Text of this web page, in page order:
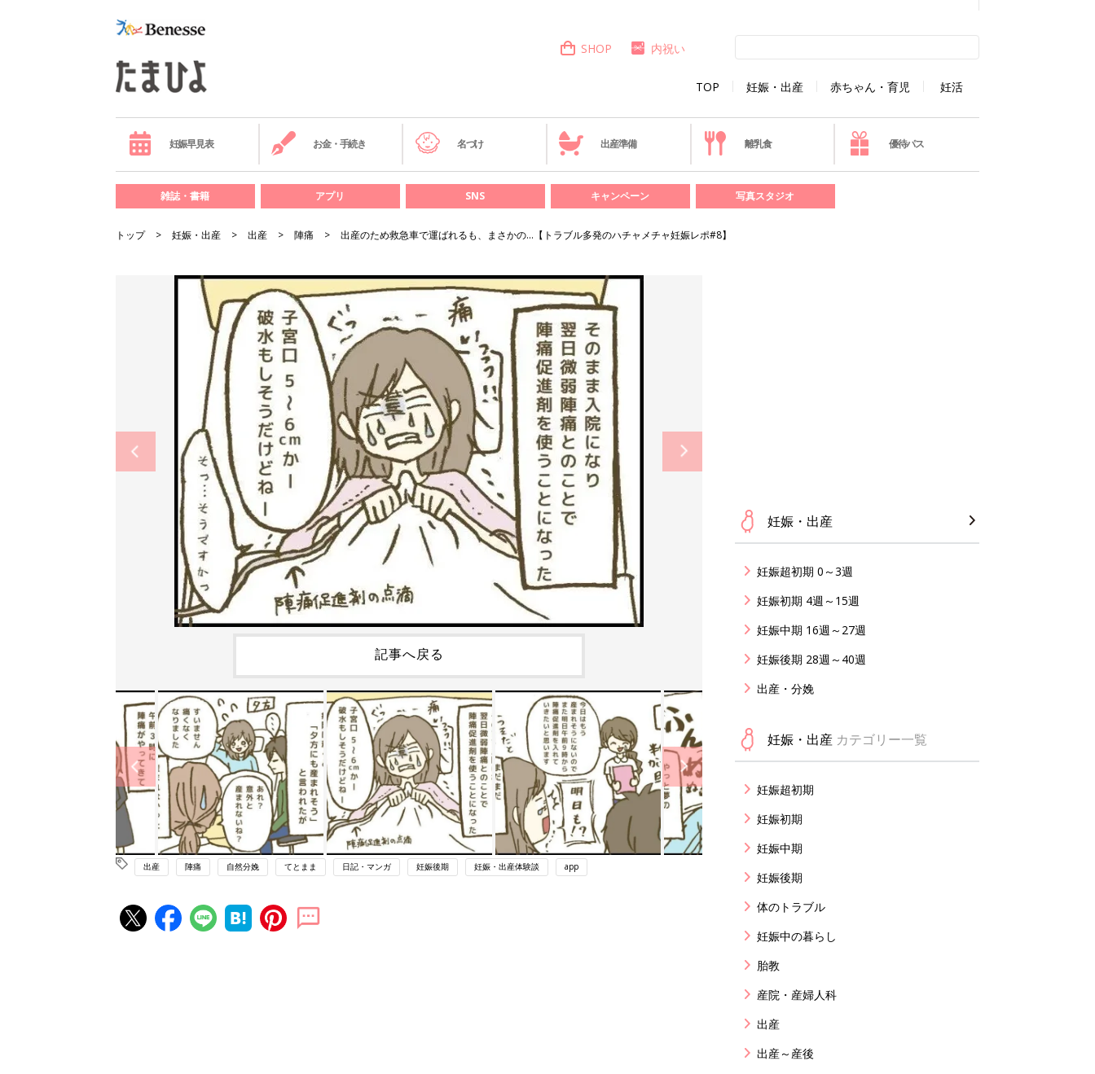
TOP 妊娠・出産 赤ちゃん・育児 妊活
SHOP 内祝い
妊娠早見表 お金・手続き 名づけ 出産準備 離乳食 優待パス
雑誌・書籍 アプリ SNS キャンペーン 写真スタジオ
トップ 妊娠・出産 出産 陣痛 出産のため救急車で運ばれるも、まさかの…【トラブル多発のハチャメチャ妊娠レポ#8】
記事へ戻る
出産 陣痛 自然分娩 てとまま 日記・マンガ 妊娠後期 妊娠・出産体験談 app
妊娠・出産
妊娠超初期 0～3週
妊娠初期 4週～15週
妊娠中期 16週～27週
妊娠後期 28週～40週
出産・分娩
妊娠・出産 カテゴリー一覧
妊娠超初期
妊娠初期
妊娠中期
妊娠後期
体のトラブル
妊娠中の暮らし
胎教
産院・産婦人科
出産
出産～産後